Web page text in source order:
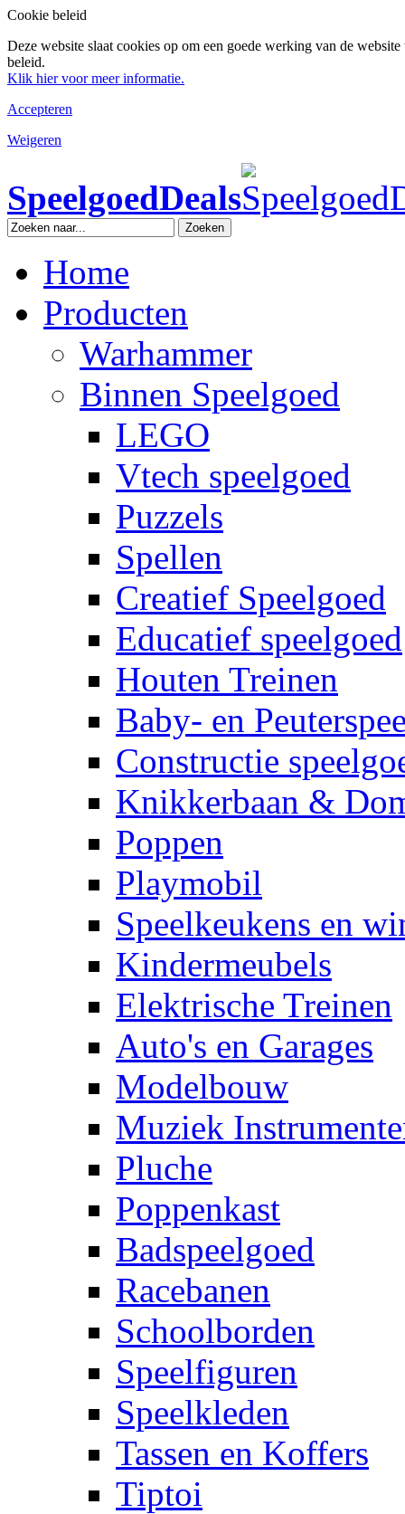
Cookie beleid
Deze website slaat cookies op om een goede werking van de
beleid.
Klik hier voor meer informatie.
Accepteren
Weigeren
SpeelgoedDeals
Zoeken
Home
Producten
Warhammer
Binnen Speelgoed
LEGO
Vtech speelgoed
Puzzels
Spellen
Creatief Speelgoed
Educatief speelgoed
Houten Treinen
Baby- en
Constructie
Knikkerbaan &
Poppen
Playmobil
Speelkeukens en
Kindermeubels
Elektrische Treinen
Auto's en Garages
Modelbouw
Muziek
Pluche
Poppenkast
Badspeelgoed
Racebanen
Schoolborden
Speelfiguren
Speelkleden
Tassen en Koffers
Tiptoi